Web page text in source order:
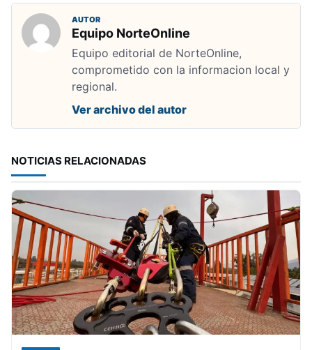
AUTOR
Equipo NorteOnline
Equipo editorial de NorteOnline,
comprometido con la informacion local y
regional.
Ver archivo del autor
NOTICIAS RELACIONADAS